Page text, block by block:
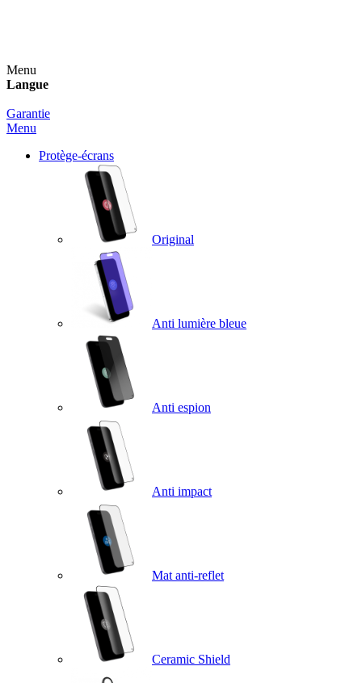
Menu
Langue
Garantie
Menu
Protège-écrans
Original
Anti lumière bleue
Anti espion
Anti impact
Mat anti-reflet
Ceramic Shield